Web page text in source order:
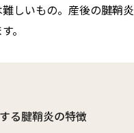
しいもの。産後の腱鞘
。
る腱鞘炎の特徴